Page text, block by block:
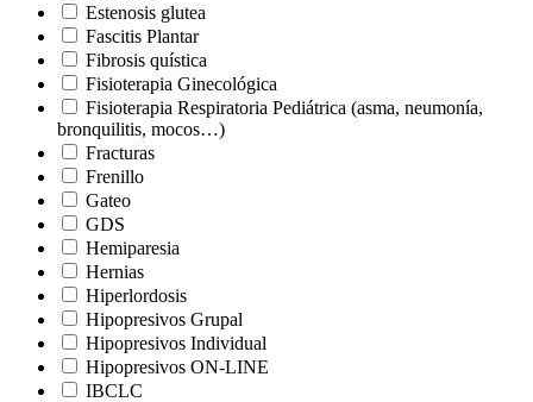
Estenosis glutea
Fascitis Plantar
Fibrosis quística
Fisioterapia Ginecológica
Fisioterapia Respiratoria Pediátrica (asma, neumonía,
bronquilitis, mocos…)
Fracturas
Frenillo
Gateo
GDS
Hemiparesia
Hernias
Hiperlordosis
Hipopresivos Grupal
Hipopresivos Individual
Hipopresivos ON-LINE
IBCLC